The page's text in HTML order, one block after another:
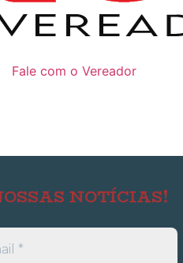
Fale com o Vereador
NOTÍCIAS!